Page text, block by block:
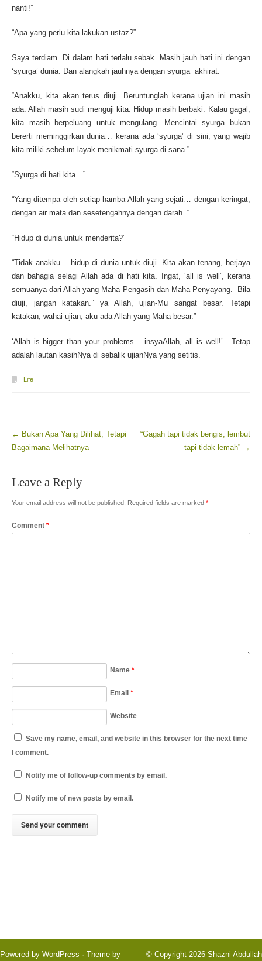
nanti!”
“Apa yang perlu kita lakukan ustaz?”
Saya terdiam. Di dalam hati terlalu sebak. Masih jauh hati ini dengan
‘syurga’ dunia. Dan alangkah jauhnya dengan syurga akhirat.
“Anakku, kita akan terus diuji. Beruntunglah kerana ujian ini masih
ada. Allah masih sudi menguji kita. Hidup masih berbaki. Kalau gagal,
kita masih berpeluang untuk mengulang. Mencintai syurga bukan
bererti meminggirkan dunia… kerana ada ‘syurga’ di sini, yang wajib
kita miliki sebelum layak menikmati syurga di sana.”
“Syurga di hati kita…”
“Yang ditempa oleh setiap hamba Allah yang sejati… dengan keringat,
dengan air mata dan sesetengahnya dengan darah. “
“Hidup di dunia untuk menderita?”
“Tidak anakku… hidup di dunia untuk diuji. Kita akan tenang, berjaya
dan bahagia selagi Allah ada di hati kita. Ingat, ‘all is well’, kerana
semuanya dari Allah yang Maha Pengasih dan Maha Penyayang. Bila
diuji, jangan katakan.” ya Allah, ujian-Mu sangat besar. Tetapi
katakan, wahai ujian, aku ada Allah yang Maha besar.”
‘Allah is bigger than your problems… insyaAllah, all is well!’ . Tetap
adalah lautan kasihNya di sebalik ujianNya yang setitis.
Life
Post navigation
← Bukan Apa Yang Dilihat, Tetapi
Bagaimana Melihatnya
“Gagah tapi tidak bengis, lembut
tapi tidak lemah” →
Leave a Reply
Your email address will not be published. Required fields are marked *
Comment *
Name*
Email*
Website
Save my name, email, and website in this browser for the next time
I comment.
Notify me of follow-up comments by email.
Notify me of new posts by email.
Powered by WordPress · Theme by © Copyright 2026 Shazni Abdullah